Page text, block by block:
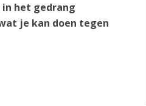
het gedrang
je kan doen tegen